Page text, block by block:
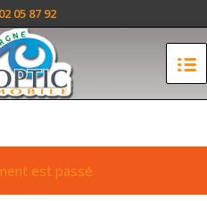
05 87 92
est passé